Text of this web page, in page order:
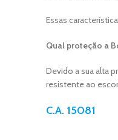
Essas
Qual proteção a
Devido a sua alta
resistente ao
C.A. 15081